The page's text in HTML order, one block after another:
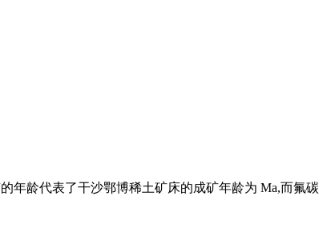
年龄代表了干沙鄂博稀土矿床的成矿年龄为 Ma,而氟碳